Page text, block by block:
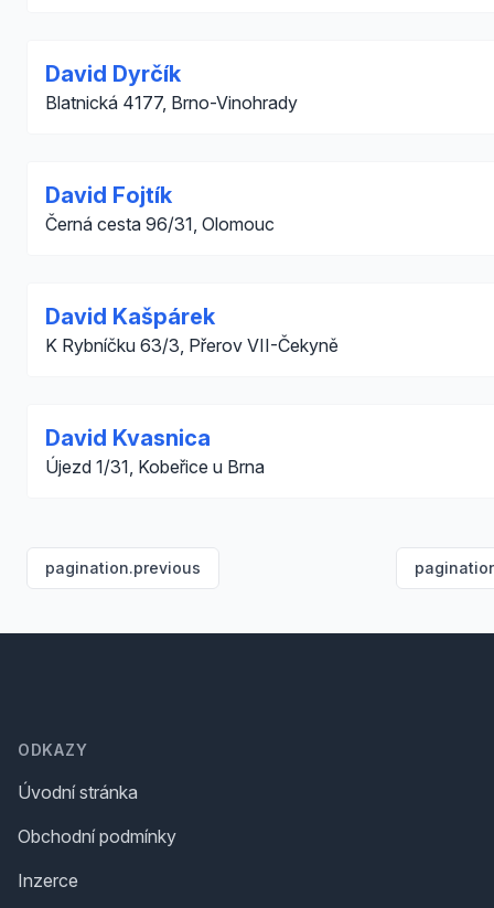
David Dyrčík
Blatnická 4177, Brno-Vinohrady
David Fojtík
Černá cesta 96/31, Olomouc
David Kašpárek
K Rybníčku 63/3, Přerov VII-Čekyně
David Kvasnica
Újezd 1/31, Kobeřice u Brna
pagination.previous
ODKAZY
Úvodní stránka
Obchodní podmínky
Inzerce